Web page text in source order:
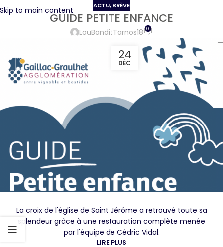
Skip to main content ACTU, BRÈVE
GUIDE PETITE ENFANCE
LouBanditTarnos18 0
24
DÉC
La croix de l'église de Saint Jérôme a retrouvé toute sa
splendeur grâce à une restauration complète menée
par l'équipe de Cédric Vidal.
LIRE PLUS